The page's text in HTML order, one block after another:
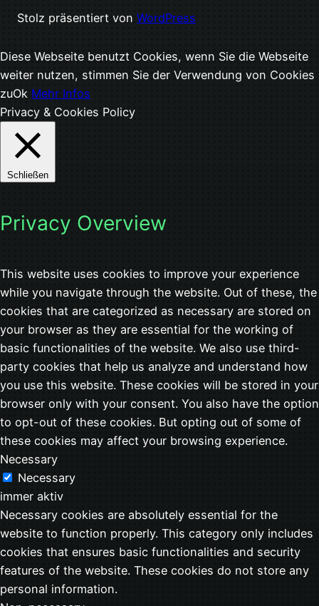
Stolz präsentiert von WordPress
Diese Webseite benutzt Cookies, wenn Sie die Webseite
weiter nutzen, stimmen Sie der Verwendung von Cookies
zuOk Mehr Infos
Privacy & Cookies Policy
Schließen
Privacy Overview
This website uses cookies to improve your experience
while you navigate through the website. Out of these, the
cookies that are categorized as necessary are stored on
your browser as they are essential for the working of
basic functionalities of the website. We also use third-
party cookies that help us analyze and understand how
you use this website. These cookies will be stored in your
browser only with your consent. You also have the option
to opt-out of these cookies. But opting out of some of
these cookies may affect your browsing experience.
Necessary
Necessary
immer aktiv
Necessary cookies are absolutely essential for the
website to function properly. This category only includes
cookies that ensures basic functionalities and security
features of the website. These cookies do not store any
personal information.